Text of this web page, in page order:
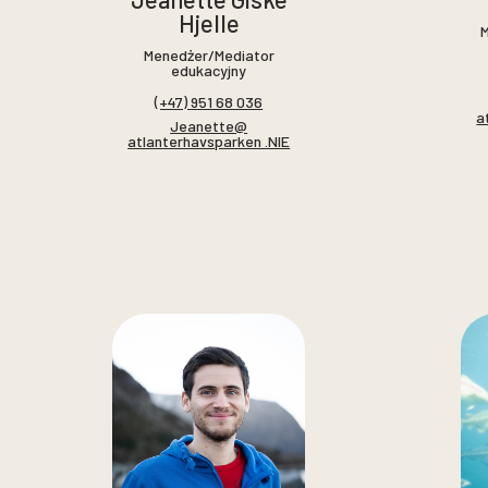
Hjelle
Menedżer/Mediator
edukacyjny
(+47) 951 68 036
Jeanette@
atlanterhavsparken .NIE